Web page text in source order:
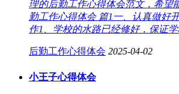
理的后勤工作心得体会范文，希望
勤工作心得体会 篇1一、认真做好
作1、学校的水路已经修好，保证
后勤工作心得体会 2025-04-02
小王子心得体会